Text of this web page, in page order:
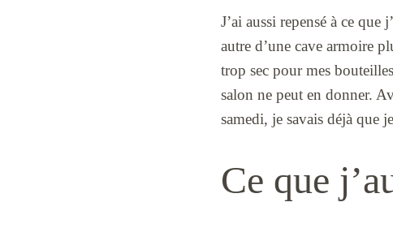
J’ai aussi repensé à ce
autre d’une cave armoire
trop sec pour mes
salon ne peut en donner.
samedi, je savais déjà que
Ce que